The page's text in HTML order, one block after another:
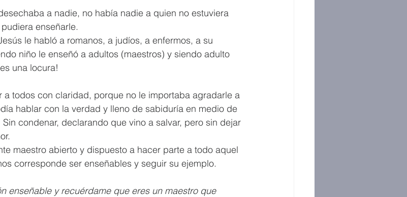
a nadie, no había nadie a quien no estuviera
enseñarle.
le habló a romanos, a judíos, a enfermos, a su
niño le enseñó a adultos (maestros) y siendo adulto
una locura!
a todos con claridad, porque no le importaba agradarle a
hablar con la verdad y lleno de sabiduría en medio de
condenar, declarando que vino a salvar, pero sin dejar
maestro abierto y dispuesto a hacer parte a todo aquel
corresponde ser enseñables y seguir su ejemplo.
enseñable y recuérdame que eres un maestro que